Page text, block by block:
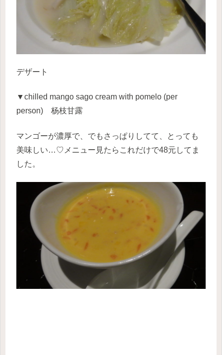
デザート
▼chilled mango sago cream with pomelo (per
person) 杨枝甘露
マンゴーが濃厚で、でもさっぱりしてて、とっても
美味しい…♡メニュー見たらこれだけで48元してま
した。